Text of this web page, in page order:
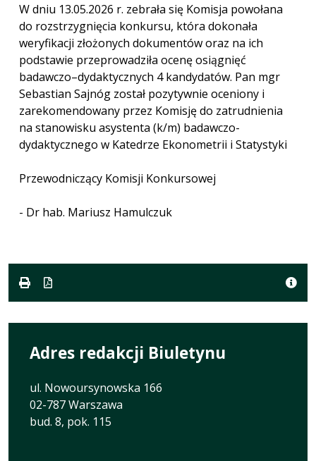
W dniu 13.05.2026 r. zebrała się Komisja powołana
do rozstrzygnięcia konkursu, która dokonała
weryfikacji złożonych dokumentów oraz na ich
podstawie przeprowadziła ocenę osiągnięć
badawczo–dydaktycznych 4 kandydatów. Pan mgr
Sebastian Sajnóg został pozytywnie oceniony i
zarekomendowany przez Komisję do zatrudnienia
na stanowisku asystenta (k/m) badawczo-
dydaktycznego w Katedrze Ekonometrii i Statystyki
Przewodniczący Komisji Konkursowej
- Dr hab. Mariusz Hamulczuk
Adres redakcji Biuletynu
ul. Nowoursynowska 166
02-787 Warszawa
bud. 8, pok. 115